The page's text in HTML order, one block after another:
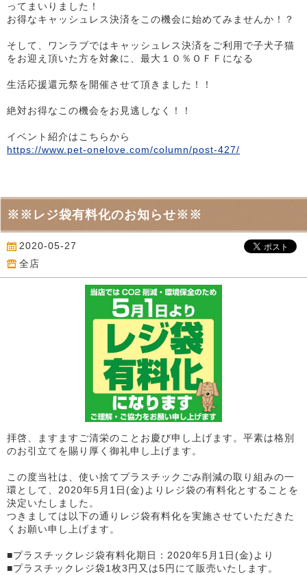
ってまいりました！
お得なキャッシュレス決済をこの機会に始めてみませんか！？
そして、ワンラブではキャッシュレス決済をご利用で子犬子猫
をお迎え頂いた方を対象に、最大１０％ＯＦＦになる
生活応援還元祭を開催させて頂きました！！
絶対お得なこの機会をお見逃しなく！！
イベント紹介はこちらから
https://www.pet-onelove.com/column/post-427/
※※レジ袋有料化のお知らせ※※
2020-05-27
全店
拝啓、ますますご清栄のことお慶び申し上げます。平素は格別
のお引立てを賜り厚く御礼申し上げます。
この度当社は、使い捨てプラスチックごみ削減の取り組みの一
環として、2020年5月1日(金)よりレジ袋の有料化とすることを
決定いたしました。
つきましては以下の通りレジ袋有料化を実施させていただきた
くお願い申し上げます。
■プラスチックレジ袋有料化期日：2020年5月1日(金)より
■プラスチックレジ袋1枚3円又は5円にて販売いたします。